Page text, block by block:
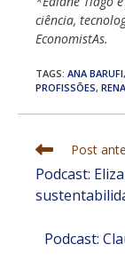
ciência,
EconomistAs.
TAGS: ANA BARUFI,
PROFISSÕES,
Leia
mais
artigos
Post
Podcast:
Podcast: